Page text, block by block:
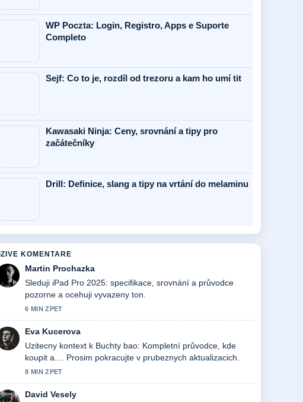
WP Poczta: Login, Registro, Apps e Suporte
Completo
Sejf: Co to je, rozdíl od trezoru a kam ho umí tit
Kawasaki Ninja: Ceny, srovnání a tipy pro
začátečníky
Drill: Definice, slang a tipy na vrtání do melaminu
ZIVE KOMENTARE
Martin Prochazka
Sleduji iPad Pro 2025: specifikace, srovnání a průvodce
pozorne a ocehuji vyvazeny ton.
6 MIN ZPET
Eva Kucerova
Uzitecny kontext k Buchty bao: Kompletní průvodce, kde
koupit a.... Prosim pokracujte v prubeznych aktualizacich.
8 MIN ZPET
David Vesely